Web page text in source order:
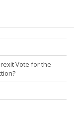
Vote for the